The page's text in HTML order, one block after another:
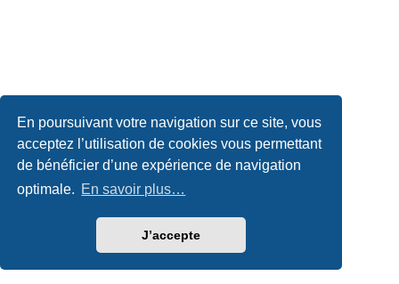
En poursuivant votre navigation sur ce site, vous
acceptez l’utilisation de cookies vous permettant
de bénéficier d’une expérience de navigation
optimale. En savoir plus…
J’accepte